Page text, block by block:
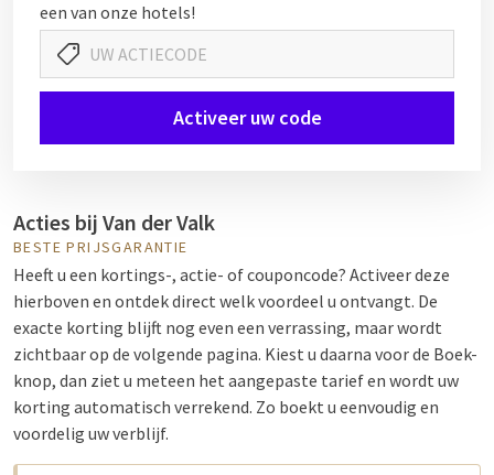
een van onze hotels!
Activeer uw code
Acties bij Van der Valk
BESTE PRIJSGARANTIE
Heeft u een kortings-, actie- of couponcode? Activeer deze
hierboven en ontdek direct welk voordeel u ontvangt. De
exacte korting blijft nog even een verrassing, maar wordt
zichtbaar op de volgende pagina. Kiest u daarna voor de Boek-
knop, dan ziet u meteen het aangepaste tarief en wordt uw
korting automatisch verrekend. Zo boekt u eenvoudig en
voordelig uw verblijf.